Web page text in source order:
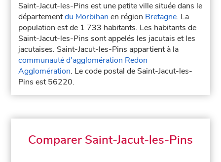
Saint-Jacut-les-Pins est une petite ville située dans le
départementdu Morbihan en région Bretagne. La
population est de 1 733 habitants. Les habitants de
Saint-Jacut-les-Pins sont appelés les jacutais et les
jacutaises. Saint-Jacut-les-Pins appartient à la
communauté d'agglomération Redon
Agglomération. Le code postal de Saint-Jacut-les-
Pins est 56220.
Comparer Saint-Jacut-les-Pins